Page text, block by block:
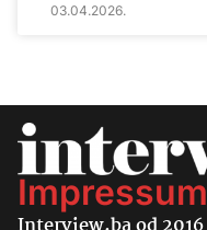
03.04.2026.
Impressum